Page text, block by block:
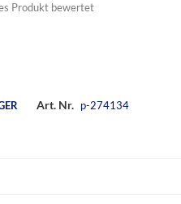
Produkt bewertet
Art. Nr. p-274134